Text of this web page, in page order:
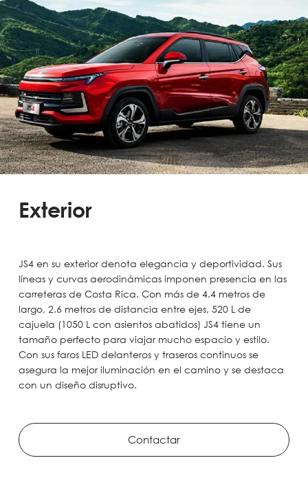
Exterior
JS4 en su exterior denota elegancia y deportividad. Sus
líneas y curvas aerodinámicas imponen presencia en las
carreteras de Costa Rica. Con más de 4.4 metros de
largo, 2.6 metros de distancia entre ejes, 520 L de
cajuela (1050 L con asientos abatidos) JS4 tiene un
tamaño perfecto para viajar mucho espacio y estilo.
Con sus faros LED delanteros y traseros continuos se
asegura la mejor iluminación en el camino y se destaca
con un diseño disruptivo.
Contactar